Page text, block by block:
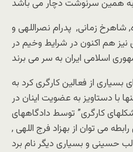
شاهرخ زمانی, پدرام نصراللهی و
نیز هم اکنون در شرایط وخیم در
از فعالین کارگری کرد به
با دستاویز به عضویت اینان در
کارگری” توسط دادگاههای
می توان از بهزاد فرج اللهی ,